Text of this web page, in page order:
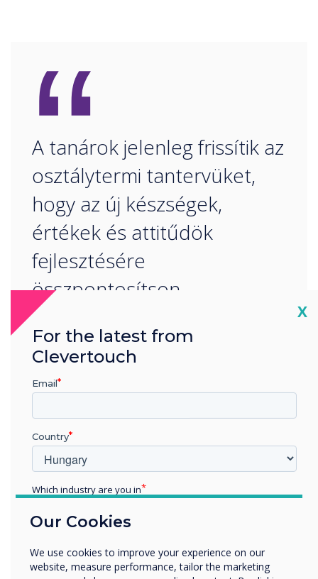
“
A tanárok jelenleg frissítik az
osztálytermi tantervüket,
hogy az új készségek,
értékek és attitűdök
fejlesztésére
összpontosítson.
Our Cookies
We use cookies to improve your experience on our
website, measure performance, tailor the marketing
X
For the latest from
Clevertouch
Email
Country
Which industry are you in
Enterprise
Organisation Name